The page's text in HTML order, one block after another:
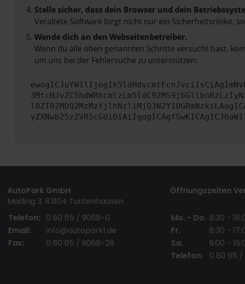
Stelle sicher, dass dein Browser und dein
Veraltete Software birgt nicht nur ein Sicherheitsrisiko,
Wende dich an den Webseitenbetreiber.
Wenn du alle oben genannten Schritte versucht hast,
um uns bei der Fehlersuche zu unterstützen:
AutoPark GmbH
Mailling 3, 83104 Tuntenhausen
Telefon:
0 80 65 / 9068-0
Email:
info@autopark1.de
Fax:
0 80 65 / 9068-28
Öffnungszeiten
Mo. - Do. 8:30 -
Fr.
8:30 -
Sa.
9:00 -
Telefon:
0 80 65